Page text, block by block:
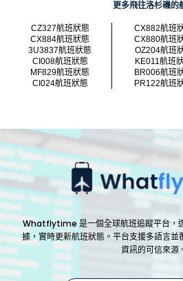
更多飛往洛杉磯的
CZ327航班狀態
CX882航班
CX884航班狀態
CX880航班
3U3837航班狀態
OZ204航班
CI008航班狀態
KE011航班
MF829航班狀態
BR006航班
CI024航班狀態
PR122航班
Whatflytime 是一個全球航班追蹤平台，
據，實時更新航班狀態。平台支援多語言
資訊的可信來源